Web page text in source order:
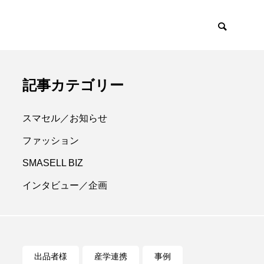
記事カテゴリー
スマセル／お知らせ
ファッション
SMASELL BIZ
インタビュー／企画
出品者様 産学連携 事例